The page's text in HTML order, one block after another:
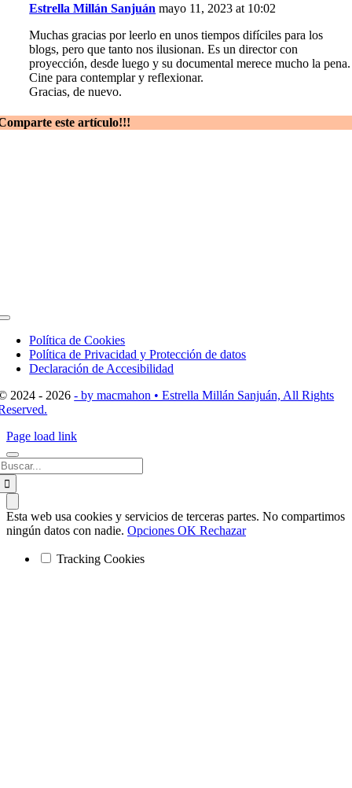
Estrella Millán Sanjuán mayo 11, 2023 at 10:02
Muchas gracias por leerlo en unos tiempos difíciles para los
blogs, pero que tanto nos ilusionan. Es un director con
proyección, desde luego y su documental merece mucho la pena.
Cine para contemplar y reflexionar.
Gracias, de nuevo.
este artículo!!!
Toggle
NavigationPolítica de Cookies
Política de Privacidad y Protección de datos
Declaración de Accesibilidad
2024 - 2026- by macmahon • Estrella Millán Sanjuán, All Rights
Page load link
Esta web usa cookies y servicios de terceras partes. No compartimos
ningún datos con nadie. Opciones OK Rechazar
Tracking Cookies